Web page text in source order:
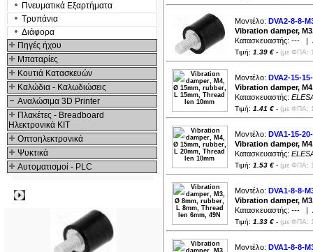
Πνευματικά Εξαρτήματα
Τρυπάνια
Διάφορα
Πηγές ήχου
Μπαταρίες
Κουτιά Κατασκευών
Καλώδια - Καλωδιώσεις
Αναλώσιμα 3D Printer
Πλακέτες - Breadboard
Ηλεκτρονικά ΚΙΤ
Οπτοηλεκτρονικά
Ψυκτικά
Αυτοματισμοί - PLC
Μοντέλο: DVA2-8-8-
Vibration damper,
Κατασκευαστής: --- |
Τιμή: 1.39 € - (με ΦΠΑ:
Μοντέλο: DVA2-15-
Vibration damper,
Κατασκευαστής:
Τιμή: 1.41 € - (με ΦΠΑ:
Μοντέλο: DVA1-15-
Vibration damper,
Κατασκευαστής:
Τιμή: 1.53 € - (με ΦΠΑ:
Μοντέλο: DVA1-8-8-
Vibration damper,
Κατασκευαστής: --- |
Τιμή: 1.33 € - (με ΦΠΑ:
Μοντέλο: DVA1-8-8-